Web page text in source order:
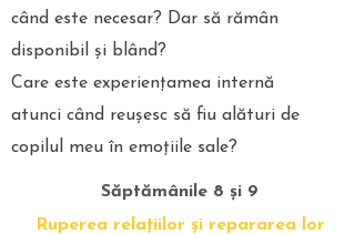
când este necesar? Dar să rămân
disponibil și blând?
Care este experiențamea internă
atunci când reușesc să fiu alături de
copilul meu în emoțiile sale?
Săptămânile 8 și 9
Ruperea relațiilor și repararea lor